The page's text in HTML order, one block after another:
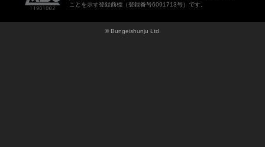
ことを示す登録商標（登録番号6091713号）です。
© Bungeishunju Ltd.